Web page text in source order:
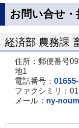
お問い合せ・
経済部 農務課
住所：郵便番号
地1
電話番号：
ファクシミリ：
メール： ny-